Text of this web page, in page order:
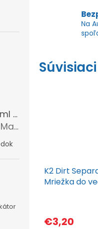
K2 Vapron Pro Refill 600 ml - Náhradná náplň
Gabriela Mazanikova Mazanikova
Na
K2 Dirt
Mriežka do
€3,20